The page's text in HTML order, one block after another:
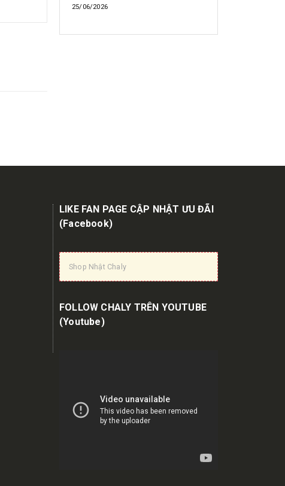
25/06/2026
LIKE FAN PAGE CẬP NHẬT ƯU ĐÃI
(Facebook)
Shop Nhật Chaly
FOLLOW CHALY TRÊN YOUTUBE
(Youtube)